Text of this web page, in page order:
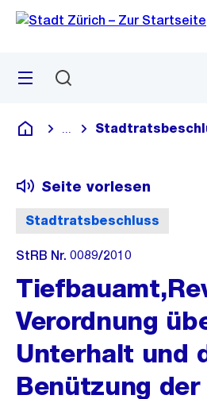
Navigation
Sprunglink
Menü
Deutsch
Blende alle Breadcrumbs ein
Stadtratsbeschluss
Seite vorlesen
StRB Nr. 0089/2010
Verordnung
Unterhalt und
Benützung